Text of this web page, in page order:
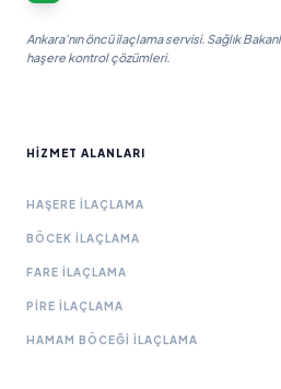
Ankara'nın öncü ilaçlama servisi. Sağlık
haşere kontrol çözümleri.
HIZMET ALANLARI
HAŞERE İLAÇLAMA
BÖCEK İLAÇLAMA
FARE İLAÇLAMA
PIRE İLAÇLAMA
HAMAM BÖCEĞI İLAÇLAMA